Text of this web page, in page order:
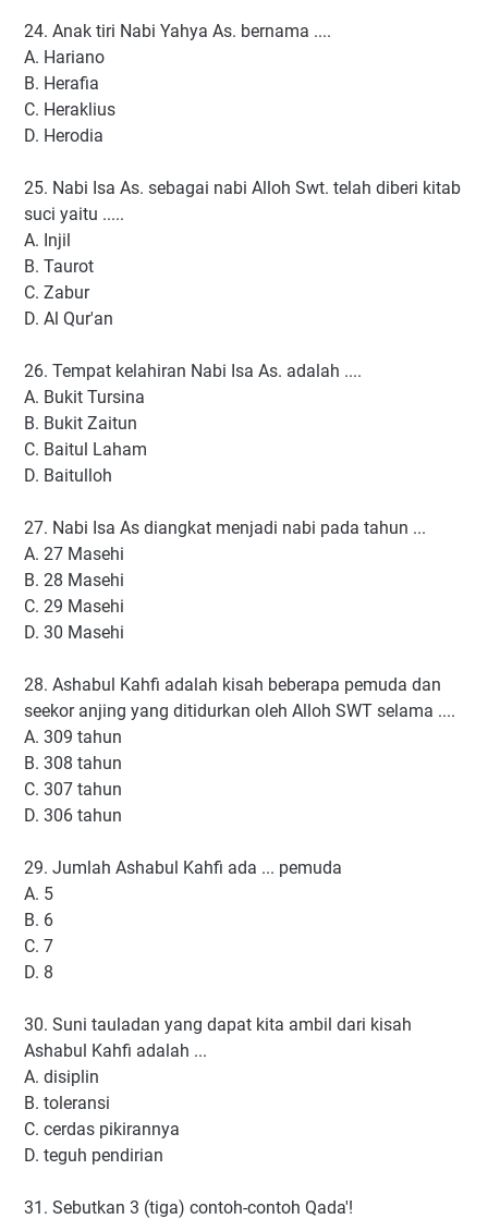
24. Anak tiri Nabi Yahya As. bernama ....
A. Hariano
B. Herafia
C. Heraklius
D. Herodia
25. Nabi Isa As. sebagai nabi Alloh Swt. telah diberi kitab
suci yaitu .....
A. Injil
B. Taurot
C. Zabur
D. Al Qur'an
26. Tempat kelahiran Nabi Isa As. adalah ....
A. Bukit Tursina
B. Bukit Zaitun
C. Baitul Laham
D. Baitulloh
27. Nabi Isa As diangkat menjadi nabi pada tahun ...
A. 27 Masehi
B. 28 Masehi
C. 29 Masehi
D. 30 Masehi
28. Ashabul Kahfi adalah kisah beberapa pemuda dan
seekor anjing yang ditidurkan oleh Alloh SWT selama ....
A. 309 tahun
B. 308 tahun
C. 307 tahun
D. 306 tahun
29. Jumlah Ashabul Kahfi ada ... pemuda
A. 5
B. 6
C. 7
D. 8
30. Suni tauladan yang dapat kita ambil dari kisah
Ashabul Kahfi adalah ...
A. disiplin
B. toleransi
C. cerdas pikirannya
D. teguh pendirian
31. Sebutkan 3 (tiga) contoh-contoh Qada'!